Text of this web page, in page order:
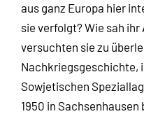
aus ganz Europa hier
sie verfolgt? Wie sah
versuchten sie zu
Nachkriegsgeschichte,
Sowjetischen
1950 in